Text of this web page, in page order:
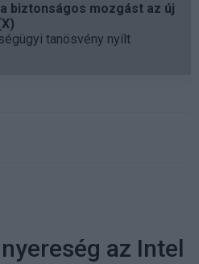
biztonságos mozgást az új
tanösvény nyílt
az Intel